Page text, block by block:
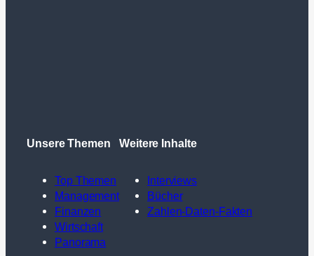
Unsere Themen
Top Themen
Management
Finanzen
Wirtschaft
Panorama
Weitere Inhalte
Interviews
Bücher
Zahlen-Daten-Fakten